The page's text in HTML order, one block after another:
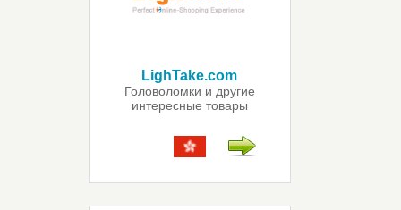
LighTake.com
Головоломки и другие
интересные товары